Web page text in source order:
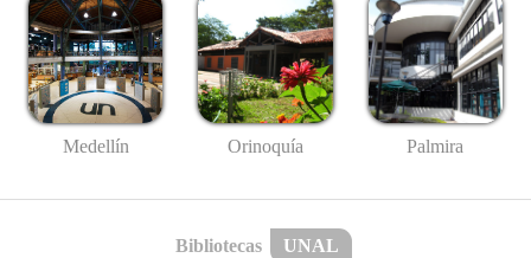
Medellín Orinoquía Palmira
Bibliotecas UNAL